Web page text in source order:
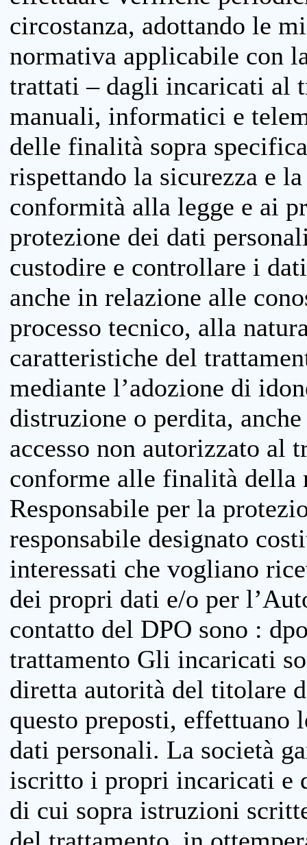
circostanza, adottando le
normativa applicabile con
trattati – dagli incaricati al
manuali, informatici e
delle finalità sopra
rispettando la sicurezza e
conformità alla legge e ai
protezione dei dati
custodire e controllare i
anche in relazione alle
processo tecnico, alla
caratteristiche del
mediante l’adozione di
distruzione o perdita,
accesso non autorizzato al
conforme alle finalità della
Responsabile per la
responsabile designato
interessati che vogliano
dei propri dati e/o per
contatto del DPO sono :
trattamento Gli incaricati
diretta autorità del titolare
questo preposti, effettuano
dati personali. La società
iscritto i propri incaricati e
di cui sopra istruzioni